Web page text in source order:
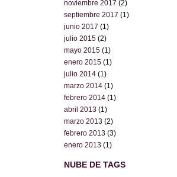
noviembre 2017 (2)
septiembre 2017 (1)
junio 2017 (1)
julio 2015 (2)
mayo 2015 (1)
enero 2015 (1)
julio 2014 (1)
marzo 2014 (1)
febrero 2014 (1)
abril 2013 (1)
marzo 2013 (2)
febrero 2013 (3)
enero 2013 (1)
NUBE DE TAGS